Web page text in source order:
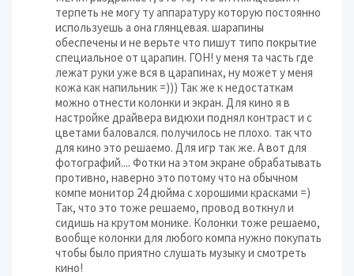
терпеть не могу ту аппаратуру которую постоянно
используешь а она глянцевая. шарапины
обеспечены и не верьте что пишут типо покрытие
специальное от царапин. ГОН! у меня та часть где
лежат руки уже вся в царапинах, ну может у меня
кожа как напильник =))) Так же к недостаткам
можно отнести колонки и экран. Для кино я в
настройке драйвера видюхи поднял контраст и с
цветами баловался. получилось не плохо. так что
для кино это решаемо. Для игр так же. А вот для
фотографий.... Фотки на этом экране обрабатывать
противно, наверно это потому что на обычном
компе монитор 24 дюйма с хорошими красками =)
Так, что это тоже решаемо, провод воткнул и
сидишь на крутом монике. Колонки тоже решаемо,
вообще колонки для любого компа нужно покупать
чтобы было приятно слушать музыку и смотреть
кино!